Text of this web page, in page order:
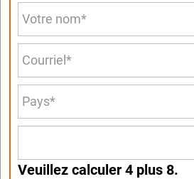
Veuillez calculer 4 plus 8.